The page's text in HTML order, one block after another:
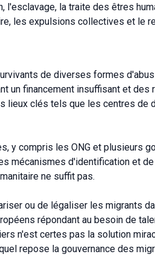
l'esclavage, la traite des êtres
les expulsions collectives et le
de diverses formes
un financement insuffisant et
lieux clés tels que les centres de
y compris les ONG et plusieurs
mécanismes d'identification et
ne suffit pas.
ou de légaliser les migrants
répondant au besoin de
n'est certes pas la solution
repose la gouvernance des